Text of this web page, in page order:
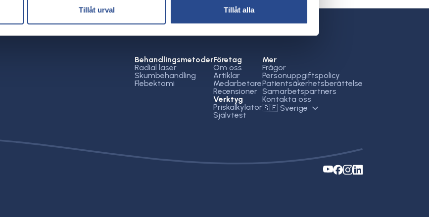
Tillåt urval Tillåt alla
Behandlingsmetoder
Radial laser
Skumbehandling
Flebektomi
Företag
Om oss
Artiklar
Medarbetare
Recensioner
Verktyg
Priskalkylator
Självtest
Mer
Frågor
Personuppgiftspolicy
Patientsäkerhetsberättelse
Samarbetspartners
Kontakta oss
🇸🇪 Sverige